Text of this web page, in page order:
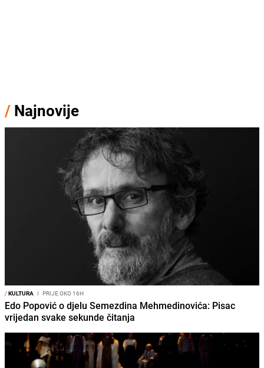
/ Najnovije
/KULTURA I PRIJE OKO 16H
Edo Popović o djelu Semezdina Mehmedinovića: Pisac
vrijedan svake sekunde čitanja